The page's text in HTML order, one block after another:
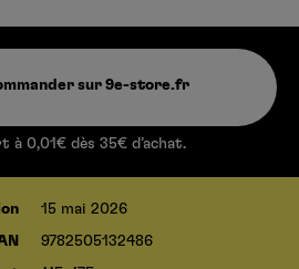
sur 9e-store.fr
à 0,01€ dès 35€ d’achat.
15 mai 2026
9782505132486